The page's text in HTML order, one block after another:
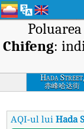
Chifeng:
Hada Street,
Chifeng
赤峰哈达街
AQI-ul luiHada